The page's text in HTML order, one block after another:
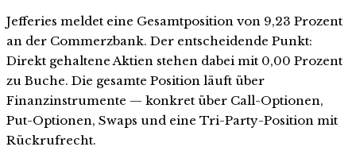
Jefferies meldet eine Gesamtposition von 9,23 Prozent
an der Commerzbank. Der entscheidende Punkt:
Direkt gehaltene Aktien stehen dabei mit 0,00 Prozent
zu Buche. Die gesamte Position läuft über
Finanzinstrumente — konkret über Call-Optionen,
Put-Optionen, Swaps und eine Tri-Party-Position mit
Rückrufrecht.